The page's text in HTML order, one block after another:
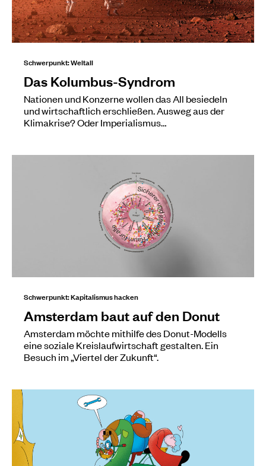
Schwerpunkt: Weltall
Das Kolumbus-Syndrom
Nationen und Konzerne wollen das All besiedeln
und wirtschaftlich erschließen. Ausweg aus der
Klimakrise? Oder Imperialismus…
Schwerpunkt: Kapitalismus hacken
Amsterdam baut auf den Donut
Amsterdam möchte mithilfe des Donut-Modells
eine soziale Kreislaufwirtschaft gestalten. Ein
Besuch im „Viertel der Zukunft“.